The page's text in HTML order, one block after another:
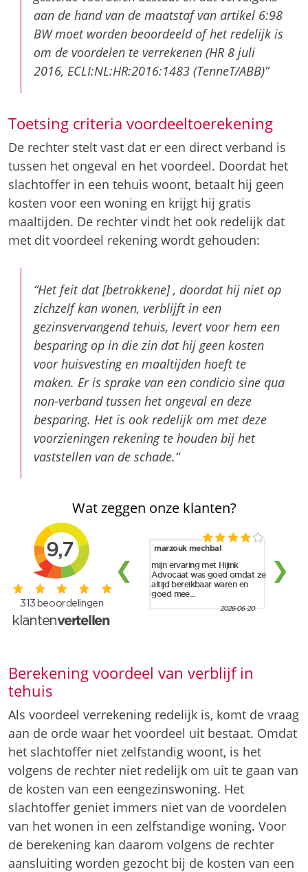
aan de hand van de maatstaf van artikel 6:98
BW moet worden beoordeeld of het redelijk is
om de voordelen te verrekenen (HR 8 juli
2016, ECLI:NL:HR:2016:1483 (TenneT/ABB)”
Toetsing criteria voordeeltoerekening
De rechter stelt vast dat er een direct verband is
tussen het ongeval en het voordeel. Doordat het
slachtoffer in een tehuis woont, betaalt hij geen
kosten voor een woning en krijgt hij gratis
maaltijden. De rechter vindt het ook redelijk dat
met dit voordeel rekening wordt gehouden:
“Het feit dat [betrokkene] , doordat hij niet op
zichzelf kan wonen, verblijft in een
gezinsvervangend tehuis, levert voor hem een
besparing op in die zin dat hij geen kosten
voor huisvesting en maaltijden hoeft te
maken. Er is sprake van een condicio sine qua
non-verband tussen het ongeval en deze
besparing. Het is ook redelijk om met deze
voorzieningen rekening te houden bij het
vaststellen van de schade.“
Wat zeggen onze klanten?
Berekening voordeel van verblijf in
tehuis
Als voordeel verrekening redelijk is, komt de vraag
aan de orde waar het voordeel uit bestaat. Omdat
het slachtoffer niet zelfstandig woont, is het
volgens de rechter niet redelijk om uit te gaan van
de kosten van een eengezinswoning. Het
slachtoffer geniet immers niet van de voordelen
van het wonen in een zelfstandige woning. Voor
de berekening kan daarom volgens de rechter
aansluiting worden gezocht bij de kosten van een